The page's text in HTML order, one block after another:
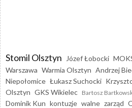
Stomil Olsztyn Józef Łobocki
Warszawa Warmia Olsztyn Andrzej
Niepołomice Łukasz Suchocki
Olsztyn GKS Wikielec Bartosz
Dominik Kun kontuzje walne zarząd